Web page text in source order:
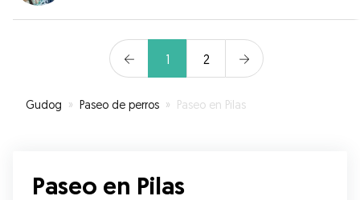
1 2
Gudog » Paseo de perros » Paseo en Pilas
Paseo en Pilas